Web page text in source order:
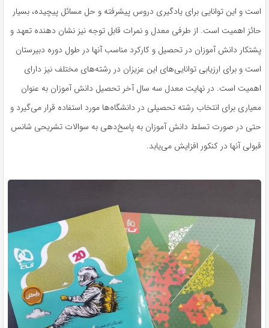
است و این توانایی برای یادگیری دروس پیشرفته و حل مسائل پیچیده، بسیار
حائز اهمیت است. از طرفی معدل و نمرات قابل توجه نیز نشان دهنده تعهد و
پشتکار دانش آموزان در تحصیل و کارکرد مناسب آنها در طول دوره دبیرستان
است و برای ارزیابی توانایی‌های این عزیزان در رشته‌های مختلف نیز دارای
اهمیت است. در نهایت معدل سه سال آخر تحصیل دانش آموزان به عنوان
معیاری برای انتخاب رشته تحصیلی در دانشگاه‌ها مورد استفاده قرار می‌گیرد و
حتی در صورت تسلط دانش آموزان به پاسخ‌دهی به سوالات تشریحی شانس
قبولی آنها در کنکور افزایش می‌یابد.